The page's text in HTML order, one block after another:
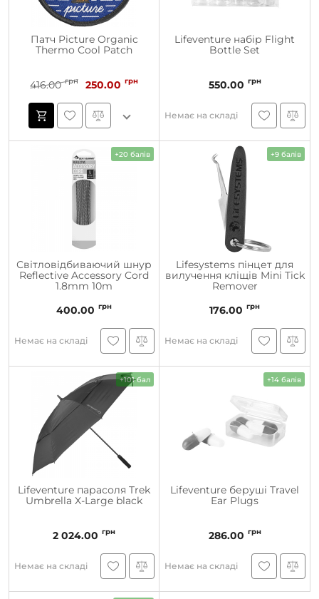
Патч Picture Organic
Thermo Cool Patch
416.00 грн 250.00 грн
Lifeventure набір Flight
Bottle Set
550.00 грн
Немає на складі
+20 балів
Світловідбиваючий шнур
Reflective Accessory Cord
1.8mm 10m
400.00 грн
Немає на складі
+9 балів
Lifesystems пінцет для
вилучення кліщів Mini Tick
Remover
176.00 грн
Немає на складі
+101 бал
Lifeventure парасоля Trek
Umbrella X-Large black
2 024.00 грн
Немає на складі
+14 балів
Lifeventure беруші Travel
Ear Plugs
286.00 грн
Немає на складі